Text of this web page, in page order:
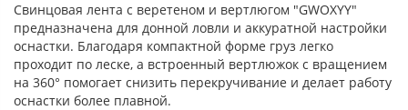
Свинцовая лента с веретеном и вертлюгом "GWOXYY"
предназначена для донной ловли и аккуратной настройки
оснастки. Благодаря компактной форме груз легко
проходит по леске, а встроенный вертлюжок с вращением
на 360° помогает снизить перекручивание и делает работу
оснастки более плавной.